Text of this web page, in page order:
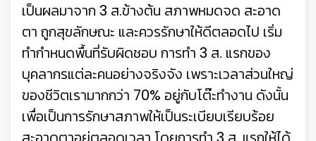
เป็นผลมาจาก 3 ส.ข้างต้น สภาพหมดจด สะอาด
ตา ถูกสุขลักษณะ และควรรักษาให้ดีตลอดไป เริ่ม
ทำกำหนดพื้นที่รับผิดชอบ การทำ 3 ส. แรกของ
บุคลากรแต่ละคนอย่างจริงจัง เพราะเวลาส่วนใหญ่
ของชีวิตเรามากกว่า 70% อยู่กับโต๊ะทำงาน ดังนั้น
เพื่อเป็นการรักษาสภาพให้เป็นระเบียบเรียบร้อย